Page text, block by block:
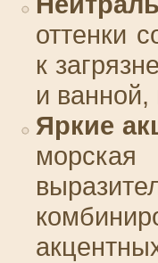
оттенки
к
и ванной,
Яркие
морская